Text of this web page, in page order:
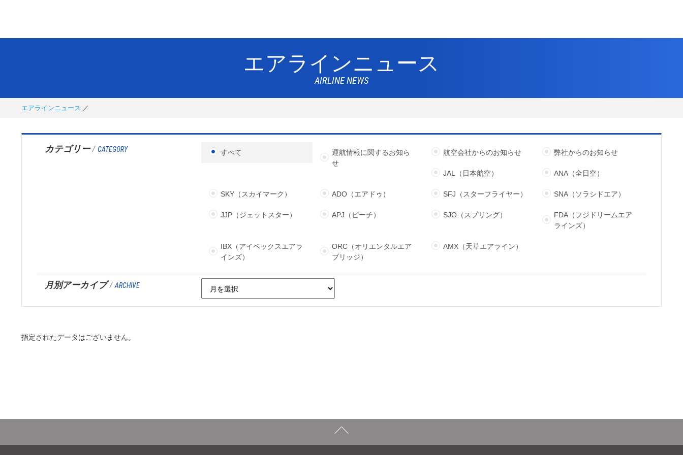
エアラインニュース
AIRLINE NEWS
エアラインニュース
カテゴリー/ CATEGORY すべて
運航情報に関するお知ら
せ
航空会社からのお知らせ 弊社からのお知らせ
JAL（日本航空） ANA（全日空）
SKY（スカイマーク） ADO（エアドゥ） SFJ（スターフライヤー） SNA（ソラシドエア）
JJP（ジェットスター） APJ（ピーチ） SJO（スプリング）
FDA（フジドリームエア
ラインズ）
IBX（アイベックスエアラ
インズ）
ORC（オリエンタルエア
ブリッジ）
AMX（天草エアライン）
月別アーカイブ/ ARCHIVE
指定されたデータはございません。